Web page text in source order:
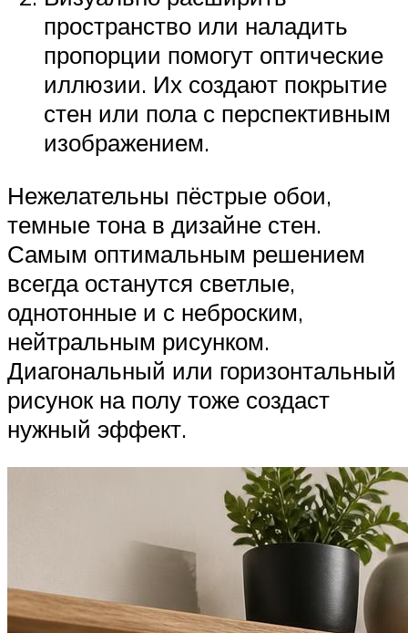
пространство или наладить
пропорции помогут оптические
иллюзии. Их создают покрытие
стен или пола с перспективным
изображением.
Нежелательны пёстрые обои,
темные тона в дизайне стен.
Самым оптимальным решением
всегда останутся светлые,
однотонные и с неброским,
нейтральным рисунком.
Диагональный или горизонтальный
рисунок на полу тоже создаст
нужный эффект.